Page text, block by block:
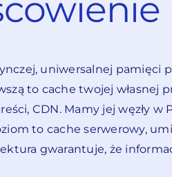
uniwersalnej pamięci
to cache twojej własnej
CDN. Mamy jej węzły
to cache serwerowy,
gwarantuje, że